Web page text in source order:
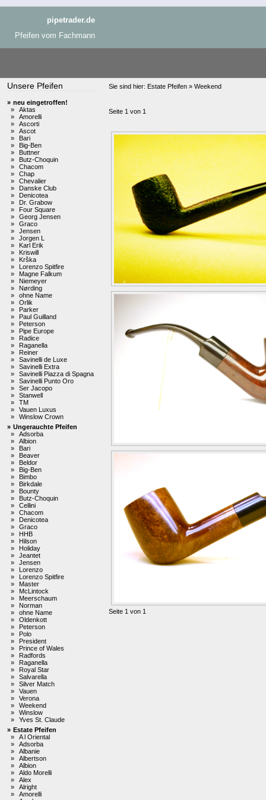
pipetrader.de
Pfeifen vom Fachmann
Unsere Pfeifen
» neu eingetroffen!
»
Aktas
»
Amorelli
»
Ascorti
»
Ascot
»
Bari
»
Big-Ben
»
Buttner
»
Butz-Choquin
»
Chacom
»
Chap
»
Chevalier
»
Danske Club
»
Denicotea
»
Dr. Grabow
»
Four Square
»
Georg Jensen
»
Graco
»
Jensen
»
Jorgen L
»
Karl Erik
»
Kriswill
»
Krška
»
Lorenzo Spitfire
»
Magne Falkum
»
Niemeyer
»
Nørding
»
ohne Name
»
Orlik
»
Parker
»
Paul Guilland
»
Peterson
»
Pipe Europe
»
Radice
»
Raganella
»
Reiner
»
Savinelli de Luxe
»
Savinelli Extra
»
Savinelli Piazza di Spagna
»
Savinelli Punto Oro
»
Ser Jacopo
»
Stanwell
»
TM
»
Vauen Luxus
»
Winslow Crown
» Ungerauchte Pfeifen
»
Adsorba
»
Albion
»
Bari
»
Beaver
»
Beldor
»
Big-Ben
»
Bimbo
»
Birkdale
»
Bounty
»
Butz-Choquin
»
Cellini
»
Chacom
»
Denicotea
»
Graco
»
HHB
»
Hilson
»
Holiday
»
Jeantet
»
Jensen
»
Lorenzo
»
Lorenzo Spitfire
»
Master
»
McLintock
»
Meerschaum
»
Norman
»
ohne Name
»
Oldenkott
»
Peterson
»
Polo
»
President
»
Prince of Wales
»
Radfords
»
Raganella
»
Royal Star
»
Salvarella
»
Silver Match
»
Vauen
»
Verona
»
Weekend
»
Winslow
»
Yves St. Claude
» Estate Pfeifen
»
A l Oriental
»
Adsorba
»
Albanie
»
Albertson
»
Albion
»
Aldo Morelli
»
Alex
»
Alright
»
Amorelli
Sie sind hier: Estate Pfeifen » Weekend
Seite 1 von 1
Seite 1 von 1